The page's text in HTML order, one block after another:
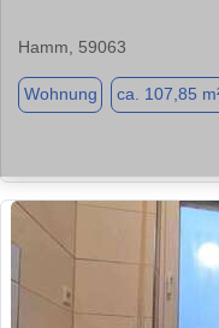
Hamm, 59063
Wohnung ca. 107,85